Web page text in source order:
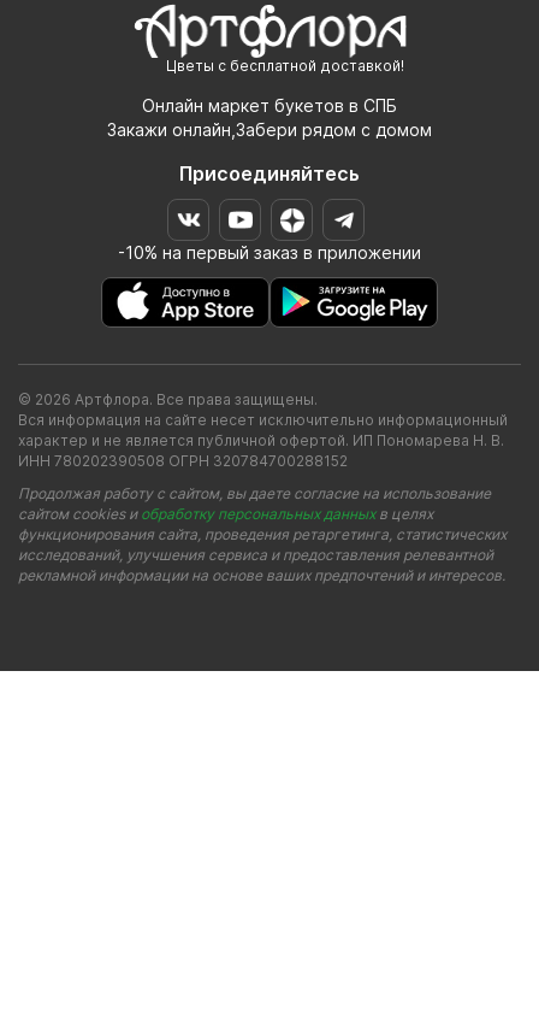
Цветы с бесплатной доставкой!
Онлайн маркет букетов в СПБ
Закажи онлайн,Забери рядом с домом
Присоединяйтесь
-10% на первый заказ в приложении
© 2026 Артфлора. Все права защищены.
Вся информация на сайте несет исключительно информационный
характер и не является публичной офертой. ИП Пономарева Н. В.
ИНН 780202390508 ОГРН 320784700288152
Продолжая работу с сайтом, вы даете согласие на использование
сайтом cookies и обработку персональных данныхв целях
функционирования сайта, проведения ретаргетинга, статистических
исследований, улучшения сервиса и предоставления релевантной
рекламной информации на основе ваших предпочтений и интересов.